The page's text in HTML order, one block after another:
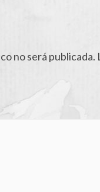
no será publicada.